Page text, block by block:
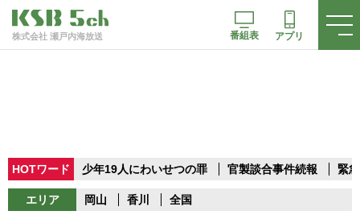
株式会社 瀬戸内海放送 番組表 アプリ
HOTワード 少年19人にわいせつの罪 官製談合事件続報 緊
エリア 岡山 香川 全国